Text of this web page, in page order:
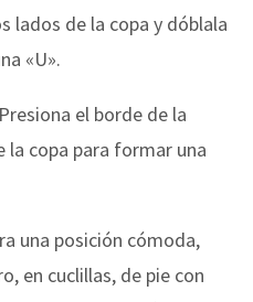
lados de la copa y dóblala
«U».
el borde de la
la copa para formar una
una posición cómoda,
en cuclillas, de pie con